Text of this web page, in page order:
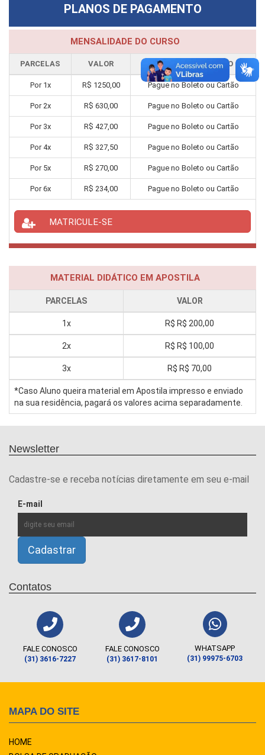
PLANOS DE PAGAMENTO
MENSALIDADE DO CURSO
PARCELAS VALOR FORMA PAGAMENTO
Por 1x R$ 1250,00 Pague no Boleto ou Cartão
Por2x R$ 630,00 Pague no Boleto ou Cartão
Por 3x R$ 427,00 Pague no Boleto ou Cartão
Por4x R$ 327,50 Pague no Boleto ou Cartão
Por 5x R$ 270,00 Pague no Boleto ou Cartão
Por6x R$ 234,00 Pague no Boleto ou Cartão
MATRICULE-SE
MATERIAL DIDÁTICO EM APOSTILA
PARCELAS VALOR
1x R$ R$ 200,00
2x R$ R$ 100,00
3x R$ R$ 70,00
*Caso Aluno queira material em Apostila impresso e enviado
na sua residência, pagará os valores acima separadamente.
Newsletter
Cadastre-se e receba notícias diretamente em seu e-mail
E-mail
Contatos
FALE CONOSCO
(31) 3616-7227
FALE CONOSCO
(31) 3617-8101
WHATSAPP
(31) 99975-6703
MAPA DO SITE
HOME